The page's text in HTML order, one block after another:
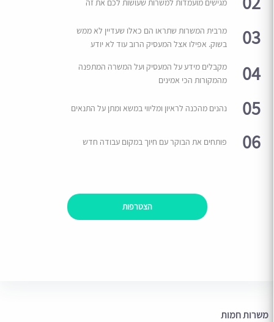
מגישים מועמדות למשרות שעושות לכם את זה
03
מרבית המשרות שתראו הם כאלו שעדיין לא ממש
בשוק. אפילו אצל המעסיק הרוב עוד לא יודע
04
מקבלים מידע על המעסיק ועל המשרה המתפנה
מהמקורות הכי אמינים
05 נהנים מהכנה לראיון ומליווי במשא ומתן על התנאים
06 פותחים את הבוקר עם חיוך במקום עבודה חדש
הצטרפות
משרות חמות